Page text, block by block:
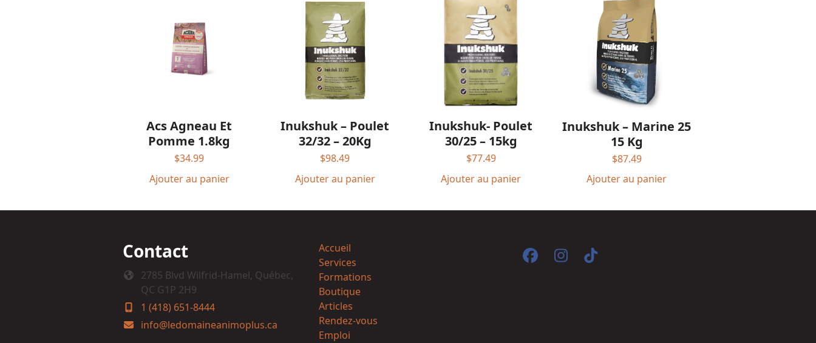
Acs Agneau Et
Pomme 1.8kg
$34.99
Ajouter au panier
Inukshuk – Poulet
32/32 – 20Kg
$98.49
Ajouter au panier
Inukshuk- Poulet
30/25 – 15kg
$77.49
Ajouter au panier
Inukshuk – Marine 25
15 Kg
$87.49
Ajouter au panier
Contact
2785 Blvd Wilfrid-Hamel, Québec,
QC G1P 2H9
1 (418) 651-8444
info@ledomaineanimoplus.ca
Accueil
Services
Formations
Boutique
Articles
Rendez-vous
Emploi
Facebook
Instagram
Tiktok